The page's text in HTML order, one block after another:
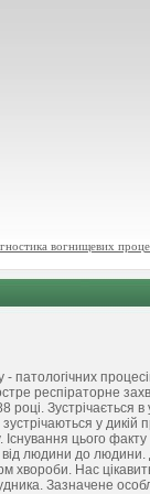
вогнищевих
патологічних
респіраторне
Зустрічається
у
Існування цього
від людини до
Нас
Зазначене